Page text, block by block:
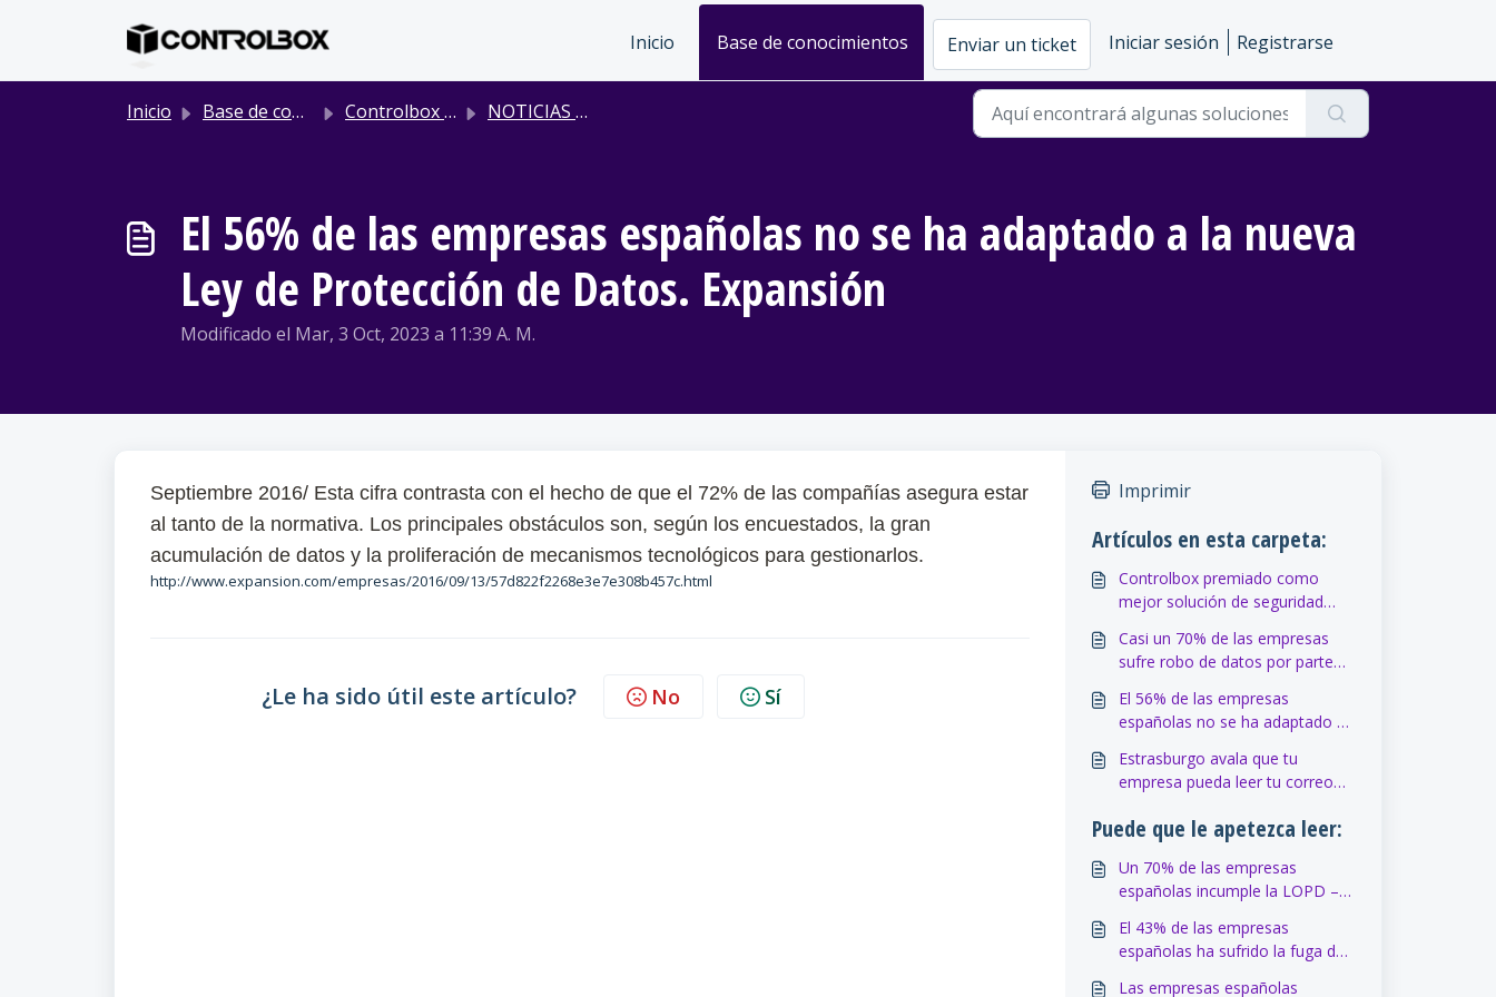
Inicio
Base de conocimientos Enviar un ticket Iniciar sesión Registrarse
Inicio Base de conocimientos Controlbox | Noticias Prensa NOTICIAS DE PRENSA
El 56% de las empresas españolas no se ha adaptado a la nueva
Ley de Protección de Datos. Expansión
Modificado el Mar, 3 Oct, 2023 a 11:39 A. M.
Septiembre 2016/ Esta cifra contrasta con el hecho de que el 72% de las compañías asegura estar
al tanto de la normativa. Los principales obstáculos son, según los encuestados, la gran
acumulación de datos y la proliferación de mecanismos tecnológicos para gestionarlos.
http://www.expansion.com/empresas/2016/09/13/57d822f2268e3e7e308b457c.html
¿Le ha sido útil este artículo? No Sí
Imprimir
Artículos en esta carpeta:
Controlbox premiado como
mejor solución de seguridad
internacional SIMO 2016
Casi un 70% de las empresas
sufre robo de datos por parte
publicados 2016
El 56% de las empresas
españolas no se ha adaptado a
Datos. Expansión
Estrasburgo avala que tu
empresa pueda leer tu correo
Confidencial
Puede que le apetezca leer:
Un 70% de las empresas
españolas incumple la LOPD –
El 43% de las empresas
españolas ha sufrido la fuga de
Las empresas españolas